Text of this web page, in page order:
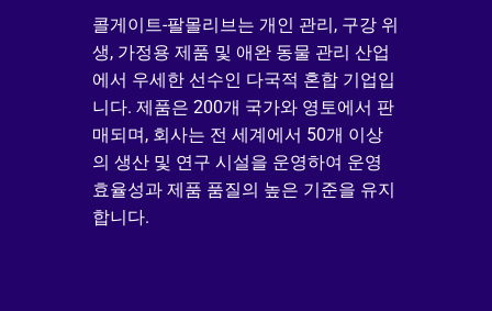
콜게이트-팔몰리브는 개인 관리, 구강 위
생, 가정용 제품 및 애완 동물 관리 산업
에서 우세한 선수인 다국적 혼합 기업입
니다. 제품은 200개 국가와 영토에서 판
매되며, 회사는 전 세계에서 50개 이상
의 생산 및 연구 시설을 운영하여 운영
효율성과 제품 품질의 높은 기준을 유지
합니다.